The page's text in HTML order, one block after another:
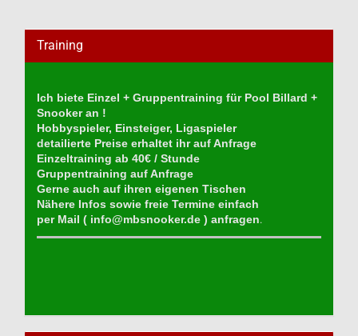
Training
Ich biete Einzel + Gruppentraining für Pool Billard +
Snooker an !
Hobbyspieler, Einsteiger, Ligaspieler
detailierte Preise erhaltet ihr auf Anfrage
Einzeltraining ab 40€ / Stunde
Gruppentraining auf Anfrage
Gerne auch auf ihren eigenen Tischen
Nähere Infos sowie freie Termine einfach
per Mail ( info@mbsnooker.de ) anfragen.